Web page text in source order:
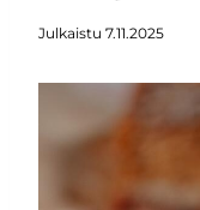
Julkaistu 7.11.2025